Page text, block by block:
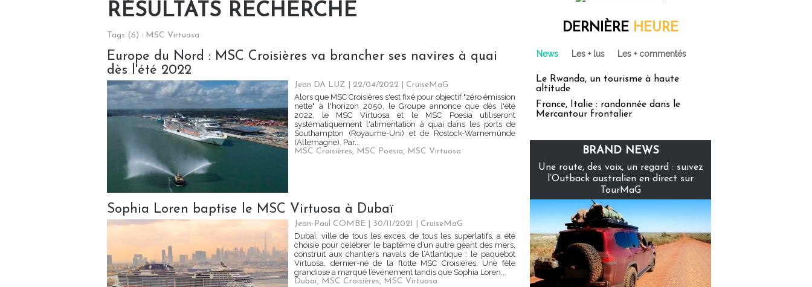
RÉSULTATS RECHERCHE
Tags (6) : MSC Virtuosa
Europe du Nord : MSC Croisières va brancher ses navires à quai
dès l'été 2022
Jean DA LUZ | 22/04/2022
CruiseMaG
Alors que MSC Croisières s'est fixé pour objectif "zéro émission
nette" à l'horizon 2050, le Groupe annonce que dès l'été
2022, le MSC Virtuosa et le MSC Poesia utiliseront
systématiquement l'alimentation à quai dans les ports de
Southampton (Royaume-Uni) et de Rostock-Warnemünde
(Allemagne). Par...
MSC Croisières, MSC Poesia, MSC Virtuosa
Sophia Loren baptise le MSC Virtuosa à Dubaï
Jean-Paul COMBE | 30/11/2021
CruiseMaG
Dubaï, ville de tous les excès, de tous les superlatifs, a été
choisie pour célébrer le baptême d’un autre géant des mers,
construit aux chantiers navals de l’Atlantique : le paquebot
Virtuosa, dernier-né de la flotte MSC Croisières. Une fête
grandiose a marqué l’événement tandis que Sophia Loren...
Dubaï, MSC Croisières, MSC Virtuosa
DERNIÈRE HEURE
News Les + lus Les + commentés
Le Rwanda, un tourisme à haute
altitude
France, Italie : randonnée dans le
Mercantour frontalier
BRAND NEWS
Une route, des voix, un regard : suivez
l’Outback australien en direct sur
TourMaG